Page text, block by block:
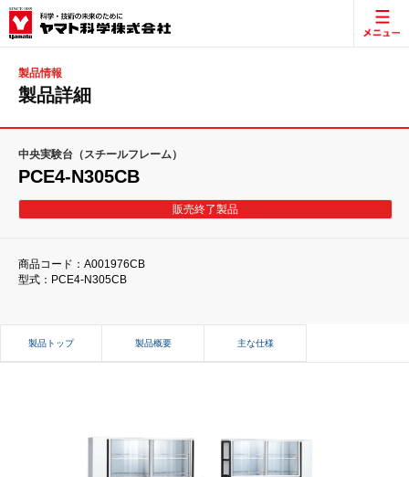
製品情報
製品詳細
中央実験台（スチールフレーム）
PCE4-N305CB
販売終了製品
商品コード：A001976CB
型式：PCE4-N305CB
製品トップ 製品概要 主な仕様